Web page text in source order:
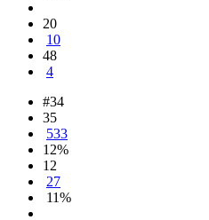
20
10
48
4
#34
35
533
12%
12
27
11%